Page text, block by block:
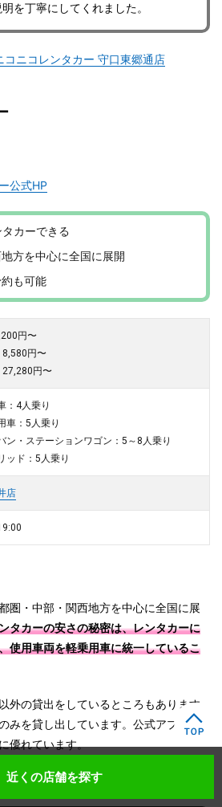
を丁寧にしてくれました。
コニコレンタカー 守口東郷通店
公式HP
カーできる
方を中心に全国に展開
も可能
円〜
8,580円〜
27,280円〜
：4人乗り
車：5人乗り
ン・ステーションワゴン：5～8人乗り
ッド：5人乗り
店
圏・中部・関西地方を中心に全国に展
タカーの安さの秘密は、レンタカーに
使用車両を軽乗用車に統一しているこ
外の貸出をしているところもあります
みを貸し出しています。公式アプリか
優れています。
近くの店舗を探す